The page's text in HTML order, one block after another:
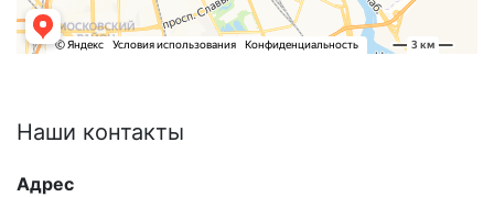
Наши контакты
Адрес